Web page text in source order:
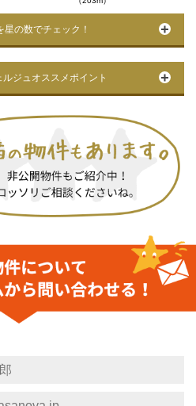
星の数でチェック！
ルジュオススメポイント